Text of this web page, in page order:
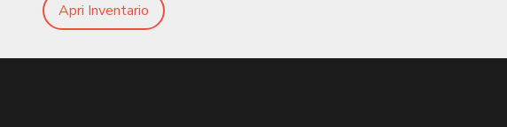
Apri Inventario